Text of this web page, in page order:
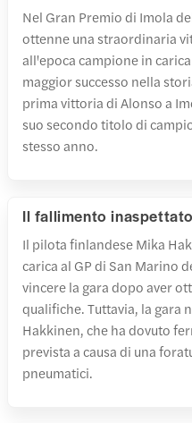
Nel Gran Premio di Imola
ottenne una straordinaria
all'epoca campione in
maggior successo nella
prima vittoria di Alonso a
suo secondo titolo di
stesso anno.
Il fallimento
Il pilota finlandese Mika
carica al GP di San Marino
vincere la gara dopo aver
qualifiche. Tuttavia, la gara
Hakkinen, che ha dovuto
prevista a causa di una
pneumatici.